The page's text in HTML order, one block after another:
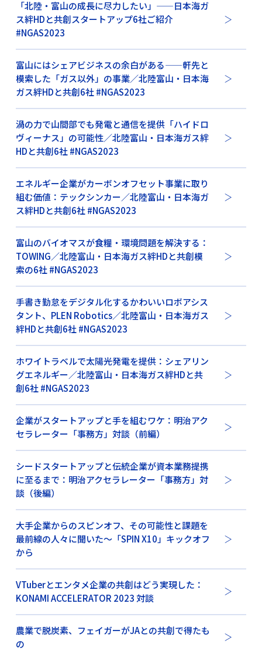
「北陸・富山の成長に尽力したい」——日本海ガ
ス絆HDと共創スタートアップ6社ご紹介
#NGAS2023
富山にはシェアビジネスの余白がある——軒先と
模索した「ガス以外」の事業／北陸富山・日本海
ガス絆HDと共創6社 #NGAS2023
渦の力で山間部でも発電と通信を提供「ハイドロ
ヴィーナス」の可能性／北陸富山・日本海ガス絆
HDと共創6社 #NGAS2023
エネルギー企業がカーボンオフセット事業に取り
組む価値：テックシンカー／北陸富山・日本海ガ
ス絆HDと共創6社 #NGAS2023
富山のバイオマスが食糧・環境問題を解決する：
TOWING／北陸富山・日本海ガス絆HDと共創模
索の6社 #NGAS2023
手書き勤怠をデジタル化するかわいいロボアシス
タント、PLEN Robotics／北陸富山・日本海ガス
絆HDと共創6社 #NGAS2023
ホワイトラベルで太陽光発電を提供：シェアリン
グエネルギー／北陸富山・日本海ガス絆HDと共
創6社 #NGAS2023
企業がスタートアップと手を組むワケ：明治アク
セラレーター「事務方」対談（前編）
シードスタートアップと伝統企業が資本業務提携
に至るまで：明治アクセラレーター「事務方」対
談（後編）
大手企業からのスピンオフ、その可能性と課題を
最前線の人々に聞いた〜「SPIN X10」キックオフ
から
VTuberとエンタメ企業の共創はどう実現した：
KONAMI ACCELERATOR 2023 対談
農業で脱炭素、フェイガーがJAとの共創で得たも
の